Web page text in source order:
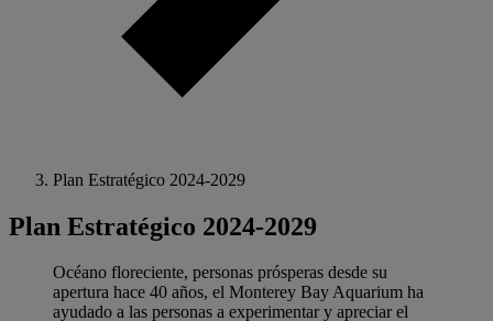
Plan Estratégico 2024-2029
Plan Estratégico 2024-2029
Océano floreciente, personas prósperas desde su
apertura hace 40 años, el Monterey Bay Aquarium ha
ayudado a las personas a experimentar y apreciar el